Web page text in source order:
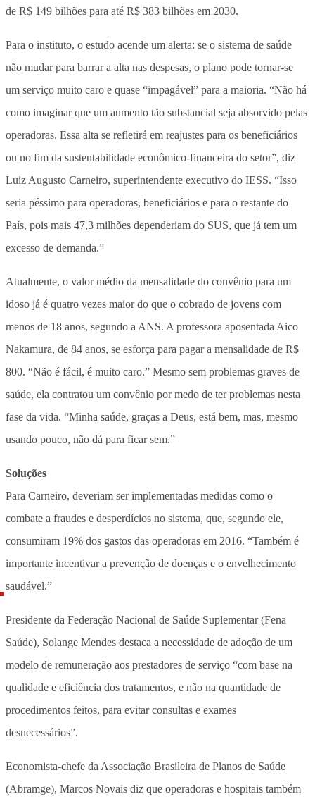
de R$ 149 bilhões para até R$ 383 bilhões em 2030.
Para o instituto, o estudo acende um alerta: se o sistema de saúde
não mudar para barrar a alta nas despesas, o plano pode tornar-se
um serviço muito caro e quase “impagável” para a maioria. “Não há
como imaginar que um aumento tão substancial seja absorvido pelas
operadoras. Essa alta se refletirá em reajustes para os beneficiários
ou no fim da sustentabilidade econômico-financeira do setor”, diz
Luiz Augusto Carneiro, superintendente executivo do IESS. “Isso
seria péssimo para operadoras, beneficiários e para o restante do
País, pois mais 47,3 milhões dependeriam do SUS, que já tem um
excesso de demanda.”
Atualmente, o valor médio da mensalidade do convênio para um
idoso já é quatro vezes maior do que o cobrado de jovens com
menos de 18 anos, segundo a ANS. A professora aposentada Aico
Nakamura, de 84 anos, se esforça para pagar a mensalidade de R$
800. “Não é fácil, é muito caro.” Mesmo sem problemas graves de
saúde, ela contratou um convênio por medo de ter problemas nesta
fase da vida. “Minha saúde, graças a Deus, está bem, mas, mesmo
usando pouco, não dá para ficar sem.”
Soluções
Para Carneiro, deveriam ser implementadas medidas como o
combate a fraudes e desperdícios no sistema, que, segundo ele,
consumiram 19% dos gastos das operadoras em 2016. “Também é
importante incentivar a prevenção de doenças e o envelhecimento
saudável.”
Presidente da Federação Nacional de Saúde Suplementar (Fena
Saúde), Solange Mendes destaca a necessidade de adoção de um
modelo de remuneração aos prestadores de serviço “com base na
qualidade e eficiência dos tratamentos, e não na quantidade de
procedimentos feitos, para evitar consultas e exames
desnecessários”.
Economista-chefe da Associação Brasileira de Planos de Saúde
(Abramge), Marcos Novais diz que operadoras e hospitais também